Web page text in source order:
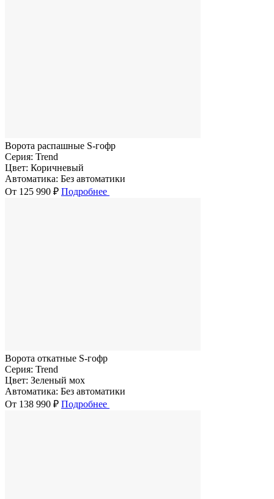
Ворота распашные S-гофр
Серия: Trend
Цвет: Коричневый
Автоматика: Без автоматики
От 125 990 ₽ Подробнее
Ворота откатные S-гофр
Серия: Trend
Цвет: Зеленый мох
Автоматика: Без автоматики
От 138 990 ₽ Подробнее